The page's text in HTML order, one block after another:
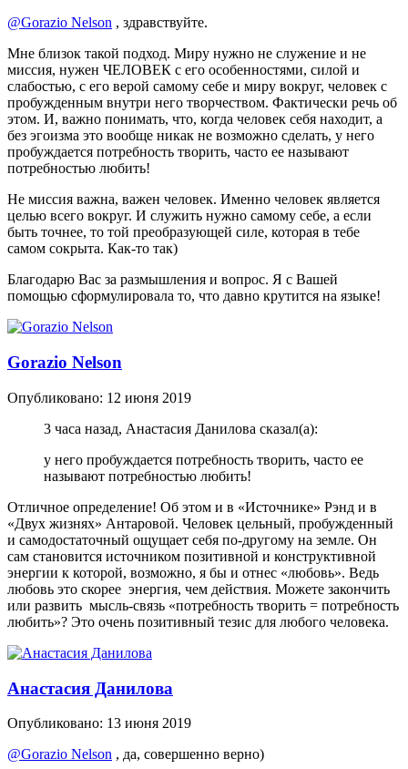
@Gorazio Nelson , здравствуйте.
Мне близок такой подход. Миру нужно не служение и не
миссия, нужен ЧЕЛОВЕК с его особенностями, силой и
слабостью, с его верой самому себе и миру вокруг, человек с
пробужденным внутри него творчеством. Фактически речь об
этом. И, важно понимать, что, когда человек себя находит, а
без эгоизма это вообще никак не возможно сделать, у него
пробуждается потребность творить, часто ее называют
потребностью любить!
Не миссия важна, важен человек. Именно человек является
целью всего вокруг. И служить нужно самому себе, а если
быть точнее, то той преобразующей силе, которая в тебе
самом сокрыта. Как-то так)
Благодарю Вас за размышления и вопрос. Я с Вашей
помощью сформулировала то, что давно крутится на языке!
Gorazio Nelson
Опубликовано: 12 июня 2019
3 часа назад, Анастасия Данилова сказал(а):
у него пробуждается потребность творить, часто ее
называют потребностью любить!
Отличное определение! Об этом и в «Источнике» Рэнд и в
«Двух жизнях» Антаровой. Человек цельный, пробужденный
и самодостаточный ощущает себя по-другому на земле. Он
сам становится источником позитивной и конструктивной
энергии к которой, возможно, я бы и отнес «любовь». Ведь
любовь это скорее энергия, чем действия. Можете закончить
или развить мысль-связь «потребность творить = потребность
любить»? Это очень позитивный тезис для любого человека.
Анастасия Данилова
Опубликовано: 13 июня 2019
@Gorazio Nelson , да, совершенно верно)